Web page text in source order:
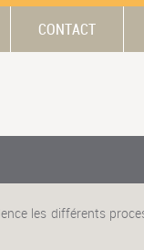
CONTACT
les différents